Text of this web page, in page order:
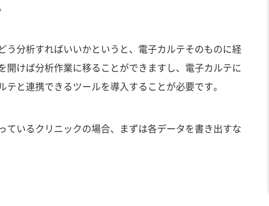
う分析すればいいかというと、電子カルテそのものに経
開けば分析作業に移ることができますし、電子カルテに
と連携できるツールを導入することが必要です。
ているクリニックの場合、まずは各データを書き出すな